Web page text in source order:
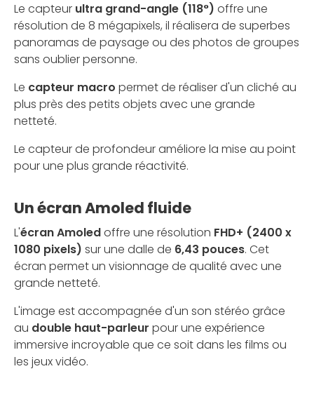
Le capteur ultra grand-angle (118°) offre une
résolution de 8 mégapixels, il réalisera de superbes
panoramas de paysage ou des photos de groupes
sans oublier personne.
Le capteur macro permet de réaliser d'un cliché au
plus près des petits objets avec une grande
netteté.
Le capteur de profondeur améliore la mise au point
pour une plus grande réactivité.
Un écran Amoled fluide
L'écran Amoledoffre une résolution FHD+ (2400 x
1080 pixels) sur une dalle de 6,43 pouces. Cet
écran permet un visionnage de qualité avec une
grande netteté.
L'image est accompagnée d'un son stéréo grâce
au double haut-parleur pour une expérience
immersive incroyable que ce soit dans les films ou
les jeux vidéo.